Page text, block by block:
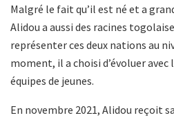
Malgré le fait qu’il est né et a
Alidou a aussi des racines
représenter ces deux nations au
moment, il a choisi d’évoluer avec
équipes de jeunes.
En novembre 2021, Alidou reçoit